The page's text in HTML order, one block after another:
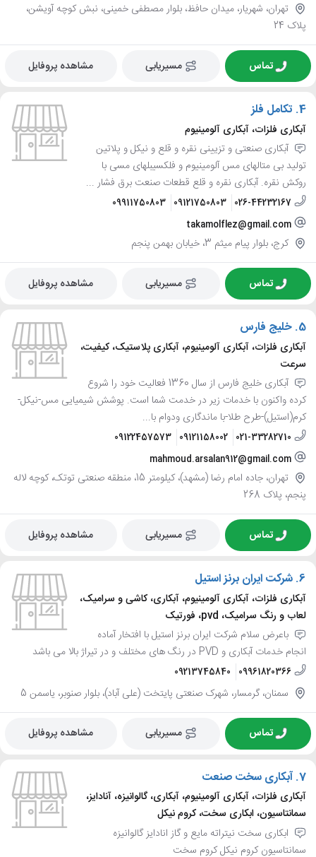
تهران، شهریار، میدان حافظ، بلوار مصطفی خمینی، نبش کوچه آویشن،
پلاک 24
تماس مسیریابی مشاهده پروفایل
4. تکامل فلز
آبکاری فلزات، آبکاری آلومینیوم
آبکاری صنعتی و تزیینی نقره و قلع و نیکل و پلاتین
تولید بی متالهای مس آلومینیوم و فلکسیبلهای مسی با
روکش نقره. آبکاری نقره و قلع قطعات صنعت برق فشار ...
026-44232167
09121750803
09911750803
takamolflez@gmail.com
کرج، بلوار پیام میثم 3، خیابان بهمن پنجم
تماس مسیریابی مشاهده پروفایل
5. خلیج فارس
آبکاری فلزات، آبکاری آلومینیوم، آبکاری پلاستیک، کیفیت،
سرعت
آبکاری خلیج فارس از سال 1360 فعالیت خود را شروع
کرده واکنون با خدمات زیر در خدمت شما است. پوشش شیمیایی مس-نیکل-
کرم(استیل)-طرح طلا-با ماندگاری ودوام با...
021-33282710
09121158002
09122457573
mahmoud.arsalan912@gmail.com
تهران، جاده امام رضا (مشهد)، کیلومتر 15، منطقه صنعتی توتک، کوچه لاله
پنجم، پلاک 268
تماس مسیریابی مشاهده پروفایل
6. شرکت ایران برنز استیل
آبکاری فلزات، آبکاری آلومینیوم، آبکاری، کاشی و سرامیک،
لعاب و رنگ سرامیک، pvd، فورتیک
باعرض سلام شرکت ایران برنز استیل با افتخار آماده
انجام خدمات آبکاری و PVD در رنگ های مختلف و در تیراژ بالا می باشد
09961820366
09213745840
سمنان، گرمسار، شهرک صنعتی پایتخت (علی آباد)، بلوار صنوبر، یاسمن 5
تماس مسیریابی مشاهده پروفایل
7. آبکاری سخت صنعت
آبکاری فلزات، آبکاری آلومینیوم، آبکاری، گالوانیزه، آنادایز،
سمانتاسیون، ابکاری سخت، کروم نیکل
ابکاری سخت نیتراته مایع و گاز انادایز گالوانیزه
سمانتاسیون کروم نیکل کروم سخت